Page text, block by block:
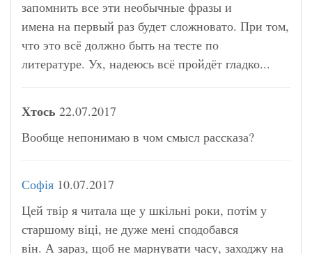
запомнить все эти необычные фразы и
имена на первый раз будет сложновато. При том,
что это всё должно быть на тесте по
литературе. Ух, надеюсь всё пройдёт гладко...
Хтось 22.07.2017
Вообще непонимаю в чом смысл рассказа?
Софія 10.07.2017
Цей твір я читала ще у шкільні роки, потім у
старшому віці, не дуже мені сподобався
він. А зараз, щоб не марнувати часу, заходжу на